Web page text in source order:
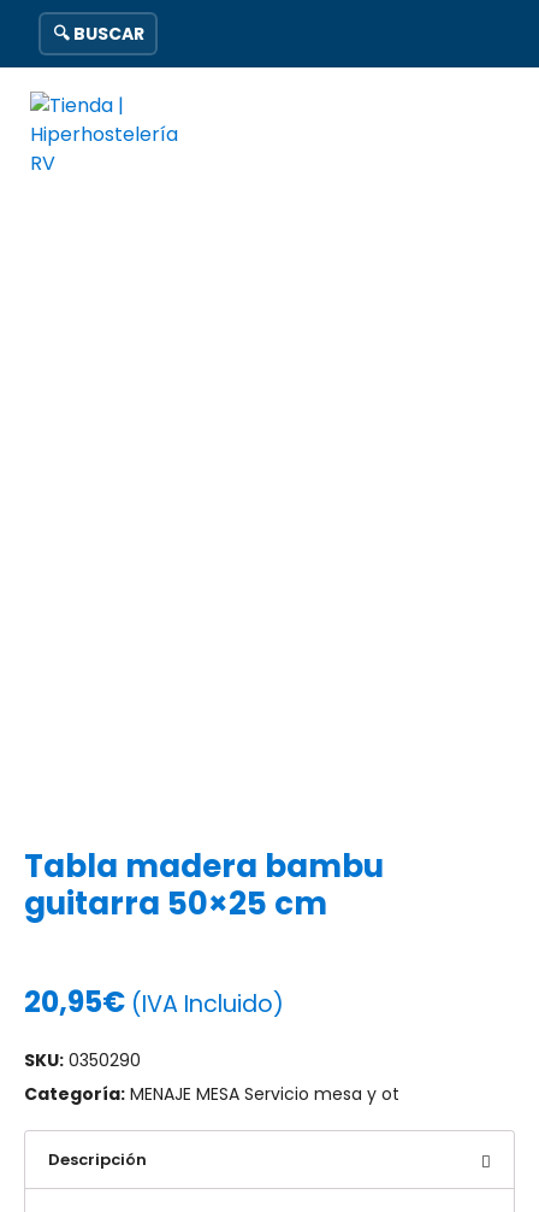
🔍 BUSCAR
Tabla madera bambu
guitarra 50×25 cm
20,95€ (IVA Incluido)
SKU: 0350290
Categoría: MENAJE MESA Servicio mesa y ot
Descripción